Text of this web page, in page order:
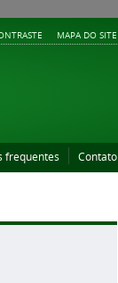
MAPA DO SITE
frequentes Contato